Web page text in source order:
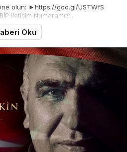
olun: ►https://goo.gl/USTWfS
iletişim Numaramız:...
Oku